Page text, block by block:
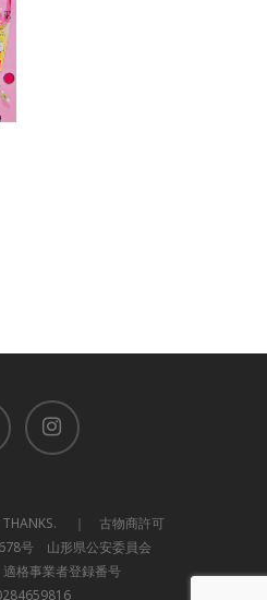
THANKS. ｜ 古物商許可
号 山形県公安委員会
格事業者登録番号